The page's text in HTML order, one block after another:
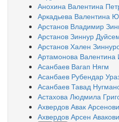
Анохина Валентина
Аркадьева Валентина
Арстанов Владимир
Арстанов Зиннур
Арстанов Хален
Артамонова Валентина
Асанбаев Вагап Нягм
Асанбаев Рубендар
Асанбаев Тавад
Астахова Людмила
Ахвердов Авак
Ахвердов Арсен